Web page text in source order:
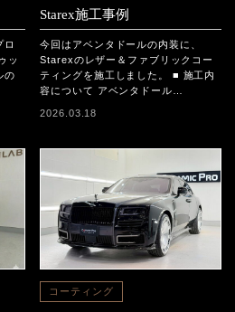
地
ロ
ッ
の
Starex施工事例
今回はアベンタドールの内装に、
Starexのレザー＆ファブリックコー
ティングを施工しました。 ■ 施工内
容について アベンタドール…
2026.03.18
コーティング